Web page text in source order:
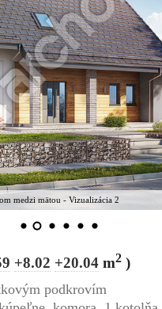
medzi mätou - Vizualizácia 2
+8.02 +20.04m2)
podkrovím